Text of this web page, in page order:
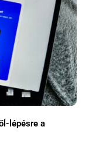
lépésre a